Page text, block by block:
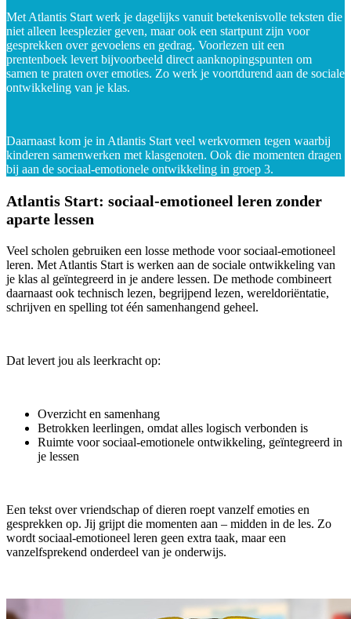
Met Atlantis Start werk je dagelijks vanuit betekenisvolle teksten die
niet alleen leesplezier geven, maar ook een startpunt zijn voor
gesprekken over gevoelens en gedrag. Voorlezen uit een
prentenboek levert bijvoorbeeld direct aanknopingspunten om
samen te praten over emoties. Zo werk je voortdurend aan de sociale
ontwikkeling van je klas.
Daarnaast kom je in Atlantis Start veel werkvormen tegen waarbij
kinderen samenwerken met klasgenoten. Ook die momenten dragen
bij aan de sociaal-emotionele ontwikkeling in groep 3.
Atlantis Start: sociaal-emotioneel leren zonder
aparte lessen
Veel scholen gebruiken een losse methode voor sociaal-emotioneel
leren. Met Atlantis Start is werken aan de sociale ontwikkeling van
je klas al geïntegreerd in je andere lessen. De methode combineert
daarnaast ook technisch lezen, begrijpend lezen, wereldoriëntatie,
schrijven en spelling tot één samenhangend geheel.
Dat levert jou als leerkracht op:
Overzicht en samenhang
Betrokken leerlingen, omdat alles logisch verbonden is
Ruimte voor sociaal-emotionele ontwikkeling, geïntegreerd in
je lessen
Een tekst over vriendschap of dieren roept vanzelf emoties en
gesprekken op. Jij grijpt die momenten aan – midden in de les. Zo
wordt sociaal-emotioneel leren geen extra taak, maar een
vanzelfsprekend onderdeel van je onderwijs.